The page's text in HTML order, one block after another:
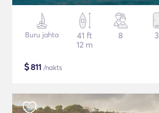
Buru jahta
41 ft
12 m
8 3
$811 /nakts